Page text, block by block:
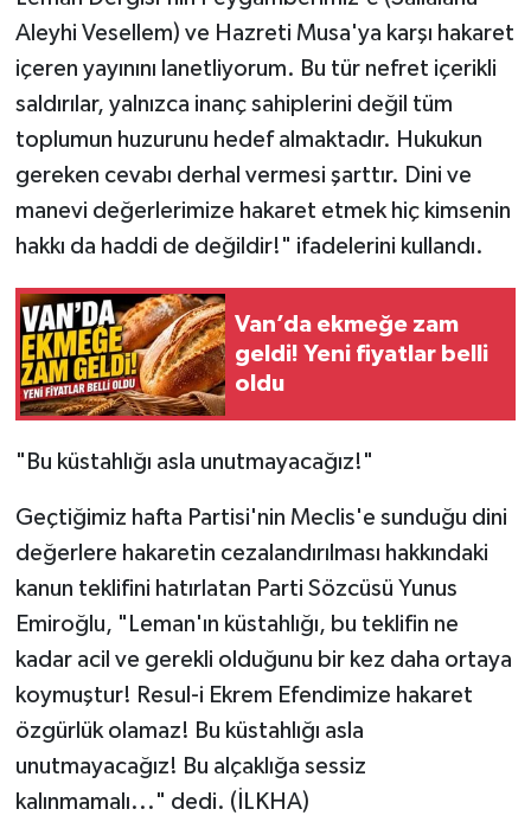
Aleyhi Vesellem) ve Hazreti Musa'ya karşı hakaret
içeren yayınını lanetliyorum. Bu tür nefret içerikli
saldırılar, yalnızca inanç sahiplerini değil tüm
toplumun huzurunu hedef almaktadır. Hukukun
gereken cevabı derhal vermesi şarttır. Dini ve
manevi değerlerimize hakaret etmek hiç kimsenin
hakkı da haddi de değildir!" ifadelerini kullandı.
Van’da ekmeğe zam
geldi! Yeni fiyatlar belli
oldu
"Bu küstahlığı asla unutmayacağız!"
Geçtiğimiz hafta Partisi'nin Meclis'e sunduğu dini
değerlere hakaretin cezalandırılması hakkındaki
kanun teklifini hatırlatan Parti Sözcüsü Yunus
Emiroğlu, "Leman'ın küstahlığı, bu teklifin ne
kadar acil ve gerekli olduğunu bir kez daha ortaya
koymuştur! Resul-i Ekrem Efendimize hakaret
özgürlük olamaz! Bu küstahlığı asla
unutmayacağız! Bu alçaklığa sessiz
kalınmamalı..." dedi. (İLKHA)